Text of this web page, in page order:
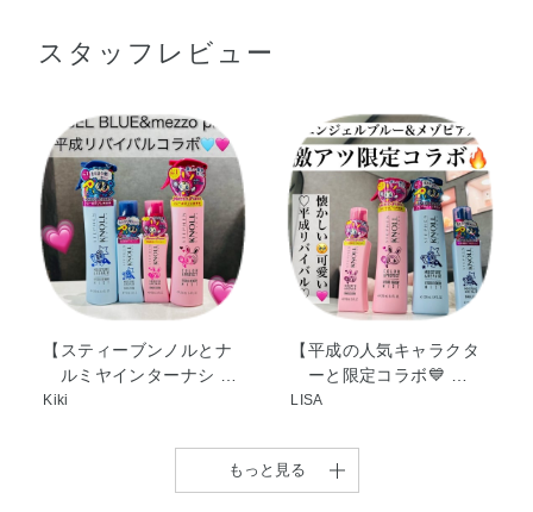
アルロン酸ヒドロキシプロピルトリモニウム・BG・BHT・
トステリル・クエン酸・クエン酸Na・コレステロール・ジ
ココイルエチルヒドロキシエチルモニウムメトサルフェー
ト・ジメチコノール・ステアリン酸グリセリル・ステアル
トリモニウムクロリド・セテス－13・セラミドNG・デシ
ルテトラデカノール・パルミチン酸・フィトステロール
ズ・ベヘントリモニウムクロリド・メトキシケイヒ酸エチ
ルヘキシル・ラウレス－23・ラウレス－4・ラウレス硫酸
Na・水添ポリイソブテン・乳酸・フェノキシエタノール・
メチルパラベン・安息香酸Na・香料
スタッフレビュー
【スティーブンノルとナ
ルミヤインターナシ …
Kiki
【平成の人気キャラクタ
ーと限定コラボ💙 …
LISA
もっと見る